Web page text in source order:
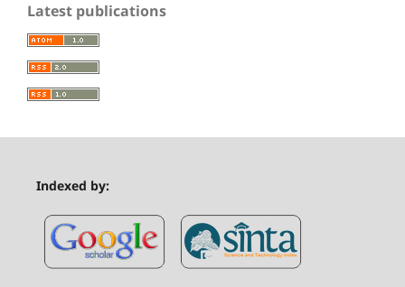
Latest publications
Indexed by: